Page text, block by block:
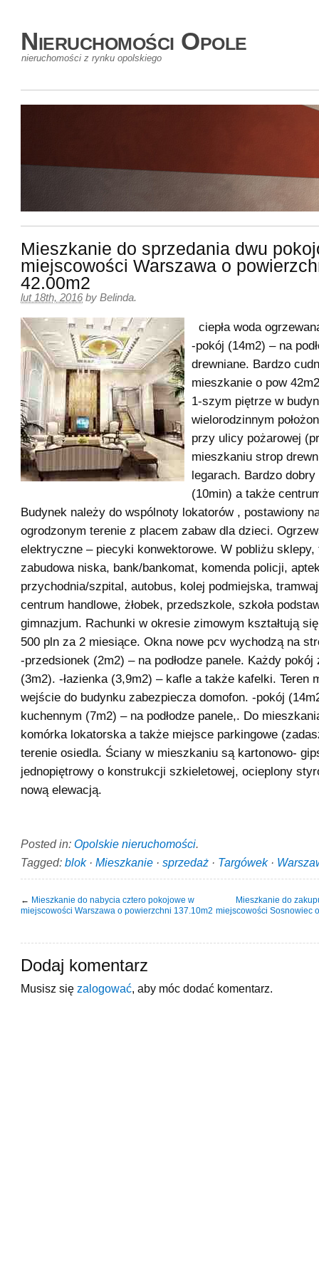
Nieruchomości Opole
nieruchomości z rynku opolskiego
Mieszkanie do sprzedania dwu
miejscowości Warszawa o
42.00m2
lut 18th, 2016 by Belinda.
ciepła woda
-pokój (14m2) – na
drewniane. Bardzo
mieszkanie o pow
1-szym piętrze w
wielorodzinnym
przy ulicy pożarowej
mieszkaniu strop
legarach. Bardzo
(10min) a także
Budynek należy do wspólnoty lokatorów , postawiony
ogrodzonym terenie z placem zabaw dla dzieci.
elektryczne – piecyki konwektorowe. W pobliżu
zabudowa niska, bank/bankomat, komenda policji,
przychodnia/szpital, autobus, kolej podmiejska,
centrum handlowe, żłobek, przedszkole, szkoła
gimnazjum. Rachunki w okresie zimowym kształtują
500 pln za 2 miesiące. Okna nowe pcv wychodzą na
-przedsionek (2m2) – na podłodze panele. Każdy pokój
(3m2). -łazienka (3,9m2) – kafle a także kafelki. Teren
wejście do budynku zabezpiecza domofon. -pokój
kuchennym (7m2) – na podłodze panele,. Do
komórka lokatorska a także miejsce parkingowe
terenie osiedla. Ściany w mieszkaniu są kartonowo-
jednopiętrowy o konstrukcji szkieletowej, ocieplony
nową elewacją.
Posted in: Opolskie nieruchomości.
Tagged: blok· Mieszkanie · sprzedaż · Targówek·
← Mieszkanie do nabycia cztero pokojowe w
miejscowości Warszawa o powierzchni 137.10m2
Mieszkanie do
miejscowości Sosnowiec
Dodaj komentarz
Musisz się zalogować , aby móc dodać komentarz.